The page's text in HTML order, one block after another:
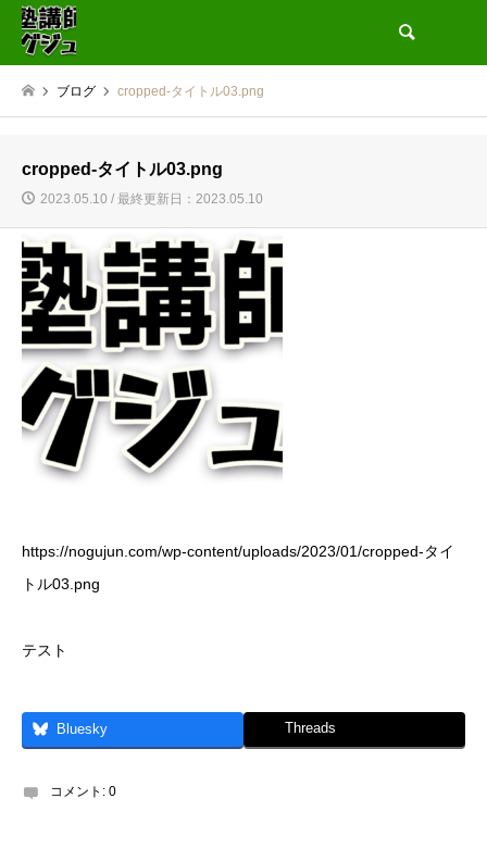
ブログ cropped-タイトル03.png
cropped-タイトル03.png
2023.05.10 / 最終更新日：2023.05.10
https://nogujun.com/wp-content/uploads/2023/01/cropped-タイ
トル03.png
テスト
Bluesky Threads
コメント: 0